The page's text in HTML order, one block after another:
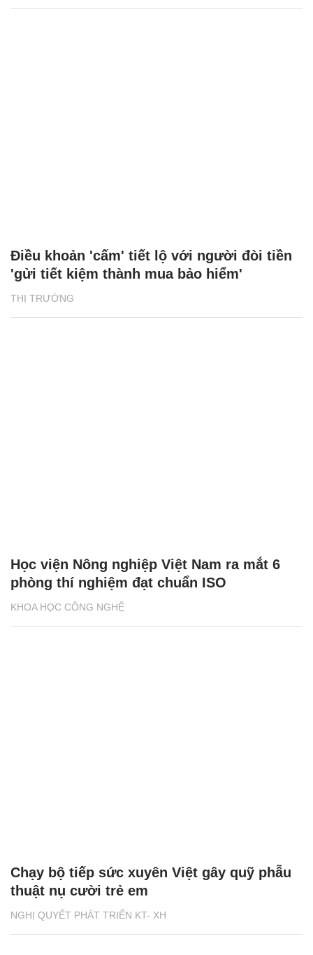
THỊ TRƯỜNG
Điều khoản 'cấm' tiết lộ với người đòi tiền
'gửi tiết kiệm thành mua bảo hiểm'
KHOA HỌC CÔNG NGHỆ
Học viện Nông nghiệp Việt Nam ra mắt 6
phòng thí nghiệm đạt chuẩn ISO
NGHỊ QUYẾT PHÁT TRIỂN KT- XH
Chạy bộ tiếp sức xuyên Việt gây quỹ phẫu
thuật nụ cười trẻ em